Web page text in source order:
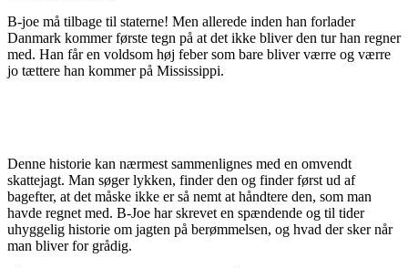
B-joe må tilbage til staterne! Men allerede inden han forlader
Danmark kommer første tegn på at det ikke bliver den tur han regner
med. Han får en voldsom høj feber som bare bliver værre og værre
jo tættere han kommer på Mississippi.
Denne historie kan nærmest sammenlignes med en omvendt
skattejagt. Man søger lykken, finder den og finder først ud af
bagefter, at det måske ikke er så nemt at håndtere den, som man
havde regnet med. B-Joe har skrevet en spændende og til tider
uhyggelig historie om jagten på berømmelsen, og hvad der sker når
man bliver for grådig.